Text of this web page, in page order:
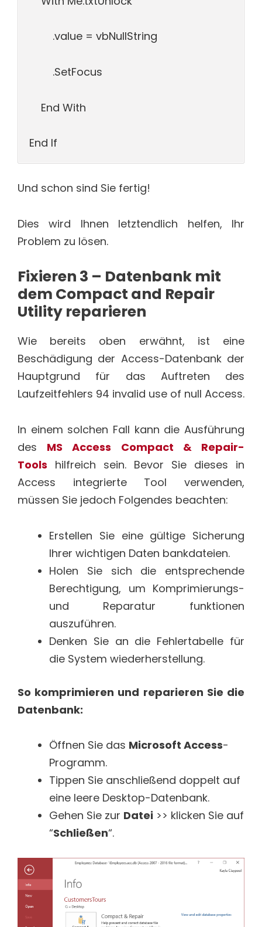
.value = vbNullString
.SetFocus
End With
End If
Und schon sind Sie fertig!
Dies wird Ihnen letztendlich helfen, Ihr
Problem zu lösen.
Fixieren 3 – Datenbank mit
dem Compact and Repair
Utility reparieren
Wie bereits oben erwähnt, ist eine
Beschädigung der Access-Datenbank der
Hauptgrund für das Auftreten des
Laufzeitfehlers 94 invalid use of null Access.
In einem solchen Fall kann die Ausführung
des MS Access Compact & Repair-
Tools hilfreich sein. Bevor Sie dieses in
Access integrierte Tool verwenden,
müssen Sie jedoch Folgendes beachten:
Erstellen Sie eine gültige Sicherung
Ihrer wichtigen Daten bankdateien.
Holen Sie sich die entsprechende
Berechtigung, um Komprimierungs-
und Reparatur funktionen
auszuführen.
Denken Sie an die Fehlertabelle für
die System wiederherstellung.
So komprimieren und reparieren Sie die
Datenbank:
Öffnen Sie das Microsoft Access-
Programm.
Tippen Sie anschließend doppelt auf
eine leere Desktop-Datenbank.
Gehen Sie zur Datei >> klicken Sie auf
“Schließen“.